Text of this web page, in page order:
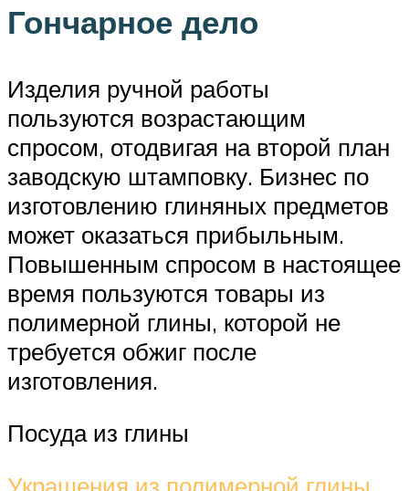
Гончарное дело
Изделия ручной работы
пользуются возрастающим
спросом, отодвигая на второй план
заводскую штамповку. Бизнес по
изготовлению глиняных предметов
может оказаться прибыльным.
Повышенным спросом в настоящее
время пользуются товары из
полимерной глины, которой не
требуется обжиг после
изготовления.
Посуда из глины